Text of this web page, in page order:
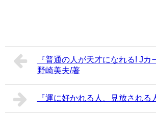
『普通の人が天才になれる! J
野崎美夫/著
『運に好かれる人、見放される